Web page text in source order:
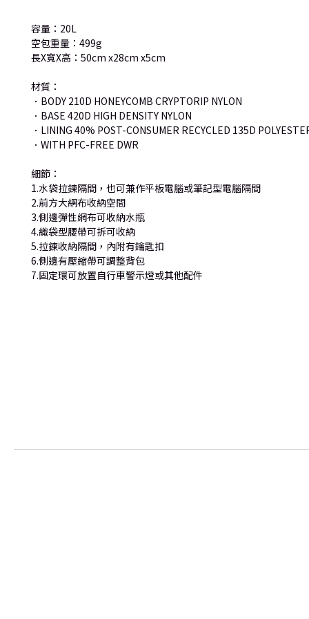
容量：20L
空包重量：499g
長X寬X高：50cm x28cm x5cm
材質：
．BODY 210D HONEYCOMB CRYPTORIP NYLON
．BASE 420D HIGH DENSITY NYLON
．LINING 40% POST-CONSUMER RECYCLED 135D
．WITH PFC-FREE DWR
細節：
1.水袋拉鍊隔間，也可兼作平板電腦或筆記型電腦隔間
2.前方大網布收納空間
3.側邊彈性網布可收納水瓶
4.織袋型腰帶可拆可收納
5.拉鍊收納隔間，內附有鑰匙扣
6.側邊有壓縮帶可調整背包
7.固定環可放置自行車警示燈或其他配件